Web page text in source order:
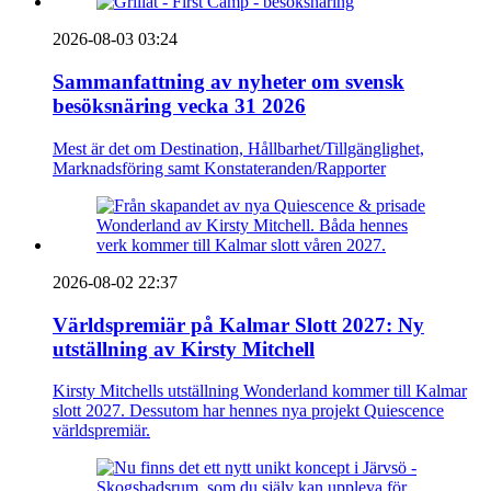
2026-08-03 03:24
Sammanfattning av nyheter om svensk
besöksnäring vecka 31 2026
Mest är det om Destination, Hållbarhet/Tillgänglighet,
Marknadsföring samt Konstateranden/Rapporter
2026-08-02 22:37
Världspremiär på Kalmar Slott 2027: Ny
utställning av Kirsty Mitchell
Kirsty Mitchells utställning Wonderland kommer till Kalmar
slott 2027. Dessutom har hennes nya projekt Quiescence
världspremiär.